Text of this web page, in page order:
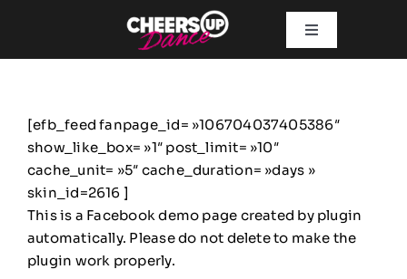
contenu
Toggle
Navigation
Prestations
Artistes
Galerie
[efb_feed fanpage_id= »106704037405386″
show_like_box= »1″ post_limit= »10″
cache_unit= »5″ cache_duration= »days »
skin_id=2616 ]
This is a Facebook demo page created by plugin
automatically. Please do not delete to make the
plugin work properly.